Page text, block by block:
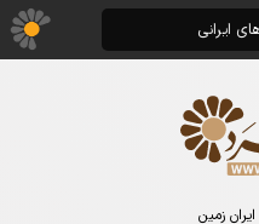
زمین
ایرانی